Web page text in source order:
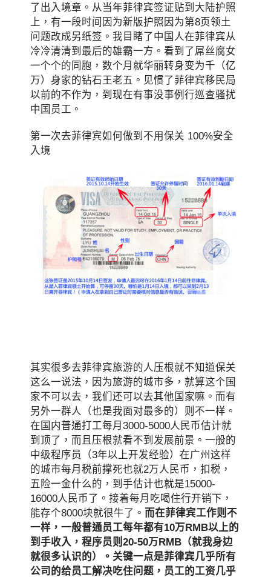
了出入境章。从当年菲律宾签证贴到大陆护照
上，有一段时间因为新版护照因为第8页领土
问题改成另纸签。我目睹了中国人在菲律宾从
冷冷清清到最后的雄霸一方。看到了屌丝腐女
一个个的同胞，数个月就华丽转身变为千（亿
万）身家的钻石王老五。见惯了菲律宾移民局
以前的不作为，到现在有事没事例行巡查骚扰
中国员工。
第一次去菲律宾如何做到不用保关 100%安全
入境
其实很多去菲律宾旅游的人压根就不知道保关
这么一说法，因为旅游的城市多，就算这个国
家不可以去，我们还可以去其他国家嘛。而有
另外一群人（也是我面对最多的）则不一样。
在国内普通打工每月3000-5000人民币估计就
到顶了，而且压根就看不到发展前景。一般的
中级程序员（3年以上开发经验）在广州这样
的城市每月税前撑死也就2万人民币，扣税，
五险一金什么的，到手估计也就是15000-
16000人民币了。接着每月吃喝住行开销下，
能存个8000块就很牛了。 而在菲律宾工作则不
一样，一般普通员工每年都有10万RMB以上的
到手收入，程序员则20-50万RMB（就我身边
就很多认识的）。关键一点是菲律宾几乎所有
公司的给员工解决吃住问题，员工的工资几乎